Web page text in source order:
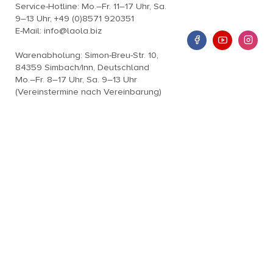
Service-Hotline: Mo.–Fr. 11–17 Uhr, Sa.
9–13 Uhr, +49 (0)8571 920351
E-Mail: info@laola.biz
Warenabholung: Simon-Breu-Str. 10,
84359 Simbach/Inn, Deutschland
Mo.–Fr. 8–17 Uhr, Sa. 9–13 Uhr
(Vereinstermine nach Vereinbarung)